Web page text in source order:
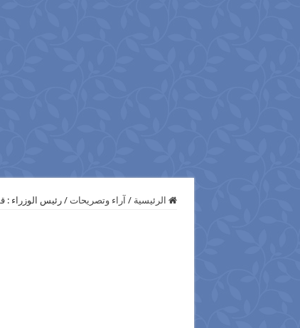
الرئيسية / آراء وتصريحات / رئيس الوزراء :